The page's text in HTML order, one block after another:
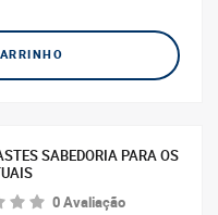
SABEDORIA PARA OS
0 Avaliação